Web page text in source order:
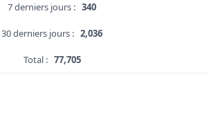
7 derniers jours : 340
30 derniers jours : 2,036
Total : 77,705